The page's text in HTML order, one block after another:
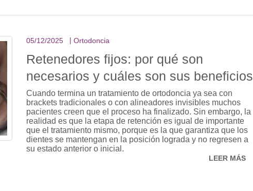
05/12/2025 Ortodoncia
Retenedores fijos: por qué son
necesarios y cuáles son sus beneficios
Cuando termina un tratamiento de ortodoncia ya sea con
brackets tradicionales o con alineadores invisibles muchos
pacientes creen que el proceso ha finalizado. Sin embargo, la
realidad es que la etapa de retención es igual de importante
que el tratamiento mismo, porque es la que garantiza que los
dientes se mantengan en la posición lograda y no regresen a
su estado anterior o inicial.
LEER MÁS